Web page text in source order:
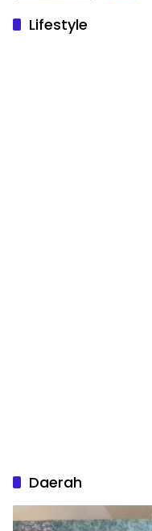
Lifestyle
Daerah